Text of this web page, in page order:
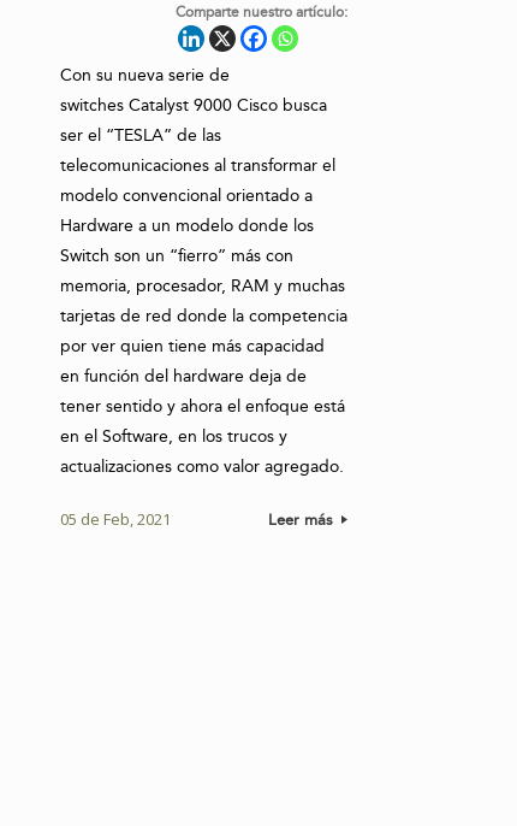
Comparte nuestro artículo:
Con su nueva serie de
switches Catalyst 9000 Cisco busca
ser el “TESLA” de las
telecomunicaciones al transformar el
modelo convencional orientado a
Hardware a un modelo donde los
Switch son un “fierro” más con
memoria, procesador, RAM y muchas
tarjetas de red donde la competencia
por ver quien tiene más capacidad
en función del hardware deja de
tener sentido y ahora el enfoque está
en el Software, en los trucos y
actualizaciones como valor agregado.
05 de Feb, 2021 Leer más